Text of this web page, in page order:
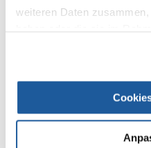
weiteren Daten